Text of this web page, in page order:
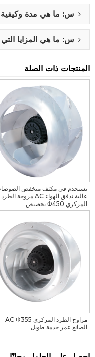
س: ما هي مدة
س: ما هي المزايا التي
المنتجات ذات الصلة
تستخدم في مكثف منخفض
عالية تدفق الهواء AC مروحة الطرد
المركزي Φ450 تخصيص
مراوح الطرد المركزي AC Φ355
الصانع عمر خدمة طويل